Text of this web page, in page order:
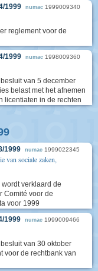
1999 numac 1999009340
reglement voor de
1999 numac 1998009360
van 5 december
belast met het afnemen
licentiaten in de rechten
1999 numac 1999022345
van sociale zaken,
verklaard de
Comité voor de
voor 1999
1999 numac 1999009466
van 30 oktober
voor de rechtbank van